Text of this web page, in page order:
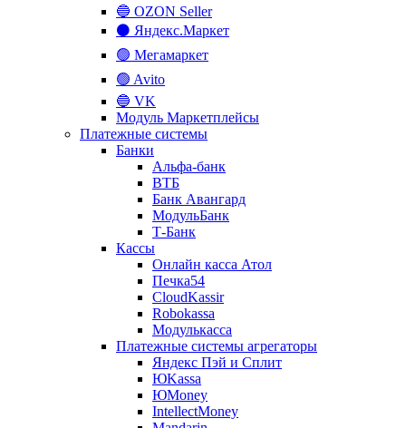
🔵 OZON Seller
⚫ Яндекс.Маркет
🟢 Мегамаркет
🟢 Avito
🔵 VK
Модуль Маркетплейсы
Платежные системы
Банки
Альфа-банк
ВТБ
Банк Авангард
МодульБанк
Т-Банк
Кассы
Онлайн касса Атол
Печка54
CloudKassir
Robokassa
Модулькасса
Платежные системы агрегаторы
Яндекс Пэй и Сплит
ЮKassa
ЮMoney
IntellectMoney